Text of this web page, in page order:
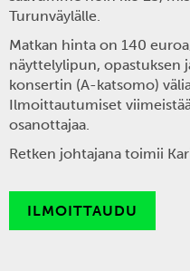
Turunväylälle.
Matkan hinta on 140
näyttelylipun, opastuksen
konsertin (A-katsomo)
Ilmoittautumiset
osanottajaa.
Retken johtajana toimii
ILMOITTAUDU